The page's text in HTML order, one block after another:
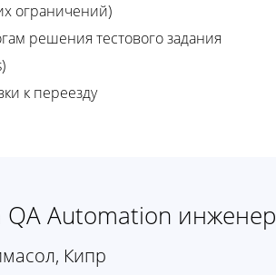
ограничений)
решения тестового задания
к переезду
QA Automation инженер
Кипр